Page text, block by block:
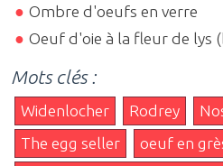
Ombre d'oeufs en verre
Oeuf d'oie à la fleur de lys
Mots clés :
Widenlocher Rodrey
The egg seller
oeuf en